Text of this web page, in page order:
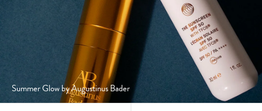
Summer Glow by Augustinus Bader